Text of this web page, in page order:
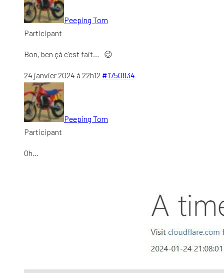
Peeping Tom
Participant
Bon, ben çà c’est fait… 😉
24 janvier 2024 à 22h12 #1750834
Peeping Tom
Participant
Oh…